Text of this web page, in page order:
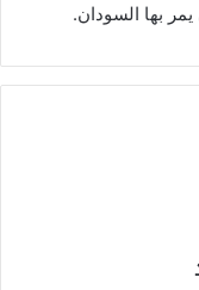
بها السودان.